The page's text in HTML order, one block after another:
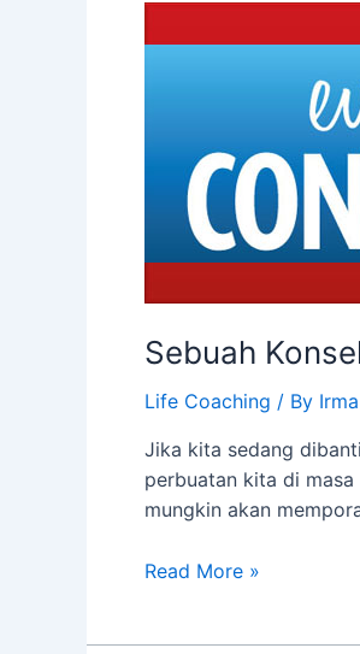
Sebuah
Life Coaching / By
Jika kita sedang
perbuatan kita di
mungkin akan
Sebuah
Read More »